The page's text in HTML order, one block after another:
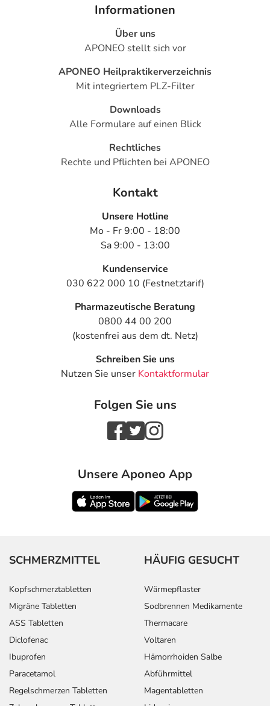
Informationen
Über uns
APONEO stellt sich vor
APONEO Heilpraktikerverzeichnis
Mit integriertem PLZ-Filter
Downloads
Alle Formulare auf einen Blick
Rechtliches
Rechte und Pflichten bei APONEO
Kontakt
Unsere Hotline
Mo - Fr 9:00 - 18:00
Sa 9:00 - 13:00
Kundenservice
030 622 000 10 (Festnetztarif)
Pharmazeutische Beratung
0800 44 00 200
(kostenfrei aus dem dt. Netz)
Schreiben Sie uns
Nutzen Sie unser Kontaktformular
Folgen Sie uns
Unsere Aponeo App
SCHMERZMITTEL
Kopfschmerztabletten
Migräne Tabletten
ASS Tabletten
Diclofenac
Ibuprofen
Paracetamol
Regelschmerzen Tabletten
HÄUFIG GESUCHT
Wärmepflaster
Sodbrennen Medikamente
Thermacare
Voltaren
Hämorrhoiden Salbe
Abführmittel
Magentabletten